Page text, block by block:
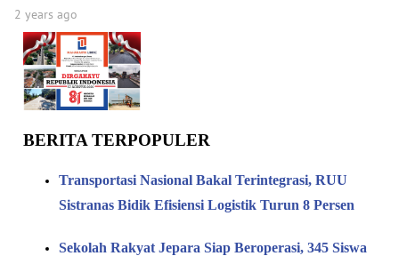
2 years ago
BERITA TERPOPULER
Transportasi Nasional Bakal Terintegrasi, RUU
Sistranas Bidik Efisiensi Logistik Turun 8 Persen
Sekolah Rakyat Jepara Siap Beroperasi, 345 Siswa